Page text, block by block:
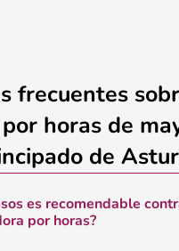
frecuentes
horas de
de
es recomendable
por horas?